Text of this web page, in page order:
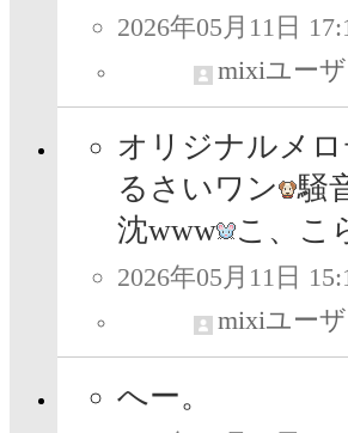
2026年05月11日
mixiユー
オリジナルメロ
るさいワン
騒
沈www
こ、こ
2026年05月11日
mixiユー
へー。